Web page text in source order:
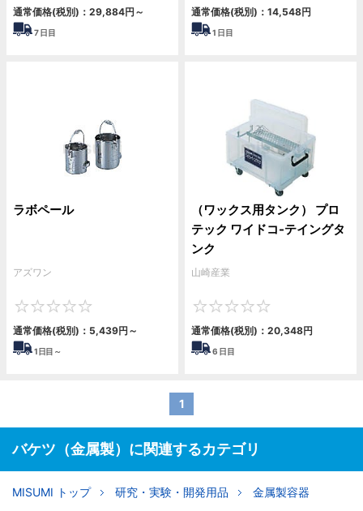
通常価格(税別)： 29,884円 ～
7日目
通常価格(税別)： 14,548円
1 日目
ラボペール
アズワン
通常価格(税別)： 5,439円 ～
1日目～
（ワックス用タンク） プロ
テック ワイドコ-テイングタ
ンク
山崎産業
通常価格(税別)： 20,348円
6 日目
1
バケツ（金属製）に関連するカテゴリ
MISUMI トップ 研究・実験・開発用品 金属製容器